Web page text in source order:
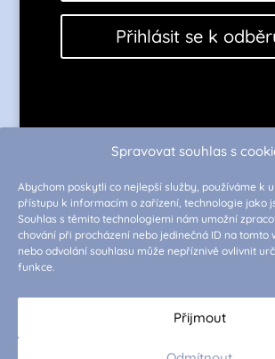
Spravovat souhlas s
Abychom poskytli co nejlepší služby, používáme k
přístupu k informacím o zařízení, technologie jako
Souhlas s těmito technologiemi nám umožní
chování při procházení nebo jedinečná ID na tomto
nebo odvolání souhlasu může nepříznivě ovlivnit
funkce.
Přijmout
Přihlásit se k
Jsme součástí značky Body
Více o EMS tréninku